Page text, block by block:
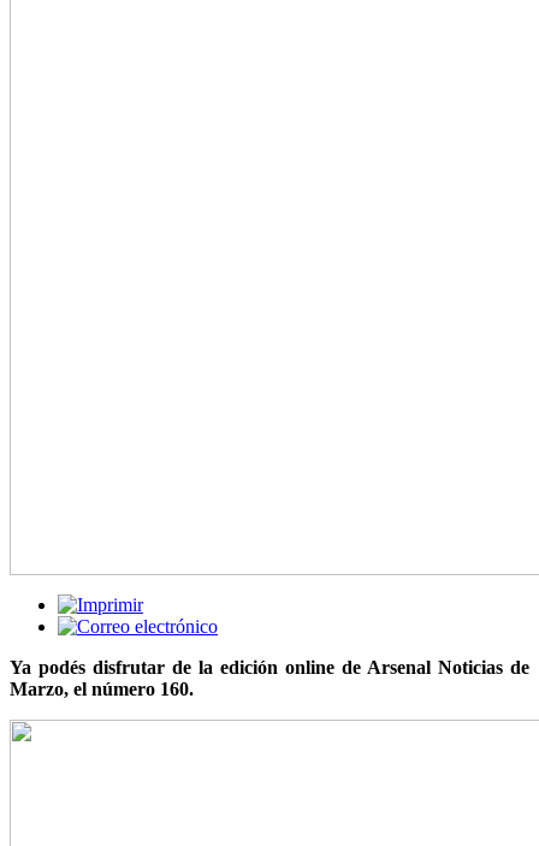
Ya podés disfrutar de la edición online de Arsenal Noticias de
Marzo, el número 160.